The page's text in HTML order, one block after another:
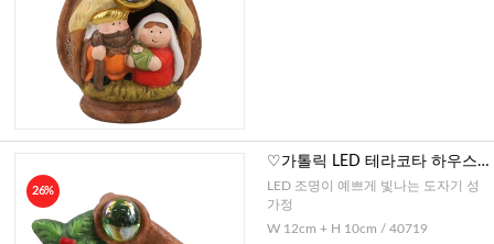
26%
♡가톨릭 LED 테라코타 하우스
성가정
LED 조명이 예쁘게 빛나는 도자기 성
가정
W 12cm + H 10cm / 40719